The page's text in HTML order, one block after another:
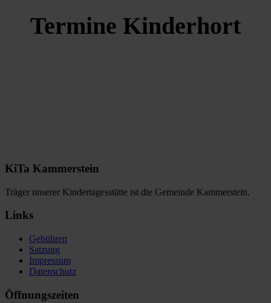
Termine Kinderhort
KiTa Kammerstein
Träger unserer Kindertagesstätte ist die Gemeinde Kammerstein.
Links
Gebühren
Satzung
Impressum
Datenschutz
Öffnungszeiten